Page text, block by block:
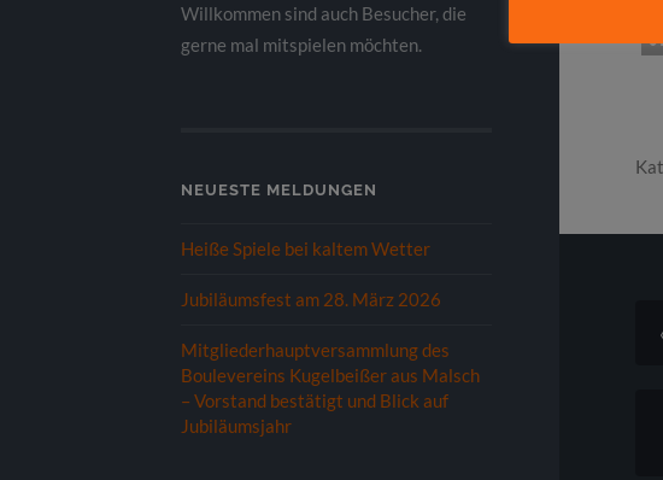
Willkommen sind auch Besucher, die
gerne mal mitspielen möchten.
NEUESTE MELDUNGEN
Heiße Spiele bei kaltem Wetter
Jubiläumsfest am 28. März 2026
Mitgliederhauptversammlung des
Boulevereins Kugelbeißer aus Malsch
– Vorstand bestätigt und Blick auf
Jubiläumsjahr